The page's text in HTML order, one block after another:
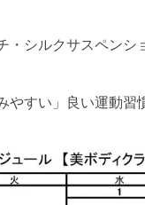
・シルクサスペン
やすい」良い運動